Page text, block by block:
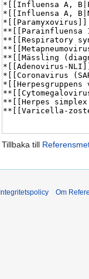
Tillbaka till
Integritetspolicy Om